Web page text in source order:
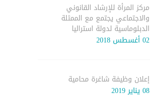
مركز المرأة للإرشاد القانوني
والاجتماعي يجتمع مع الممثلة
الدبلوماسية لدولة استراليا
02 أغسطس 2018
إعلان وظيفة شاغرة محامية
08 يناير 2019